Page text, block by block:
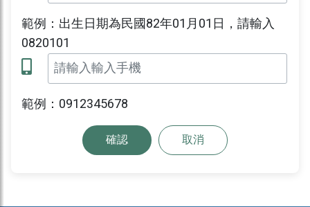
範例：出生日期為民國82年01月01日，請輸入
0820101
範例：0912345678
確認 取消